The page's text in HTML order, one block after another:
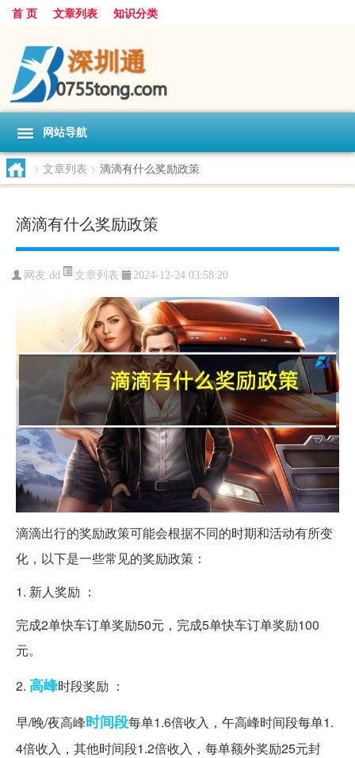
首 页 文章列表 知识分类
网站导航
> 文章列表 > 滴滴有什么奖励政策
滴滴有什么奖励政策
网友:dd 文章列表 2024-12-24 03:58:20
滴滴出行的奖励政策可能会根据不同的时期和活动有所变
化，以下是一些常见的奖励政策：
1. 新人奖励 ：
完成2单快车订单奖励50元，完成5单快车订单奖励100
元。
2. 高峰时段奖励 ：
早/晚/夜高峰时间段每单1.6倍收入，午高峰时间段每单1.
4倍收入，其他时间段1.2倍收入，每单额外奖励25元封